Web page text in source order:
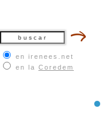
en irenees.net
en la Coredem